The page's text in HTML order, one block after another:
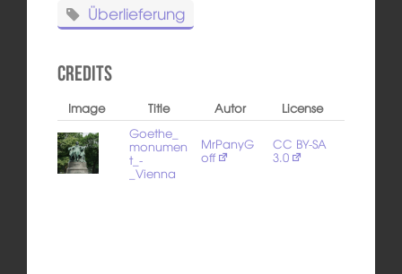
Überlieferung
Credits
Image Title Autor
License
Goethe_
monumen
t_-
_Vienna
MrPanyG
off
CC BY-SA
3.0